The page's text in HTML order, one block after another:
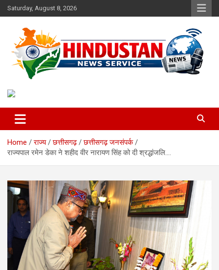
Skip
to
Saturday, August 8, 2026
Hindustan News Service
Home राज्य छत्तीसगढ़
छत्तीसगढ़ जनसंपर्क
राज्यपाल रमेन डेका ने शहीद वीर नारायण सिंह को दी श्रद्धांजलि….